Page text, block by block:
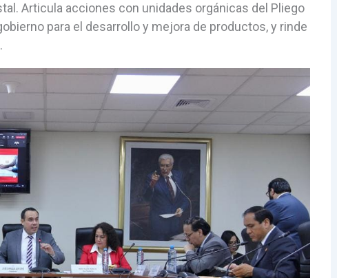
Articula acciones con unidades orgánicas del Pliego
para el desarrollo y mejora de productos, y rinde